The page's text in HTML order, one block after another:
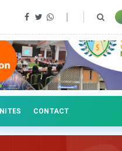
CONTACT